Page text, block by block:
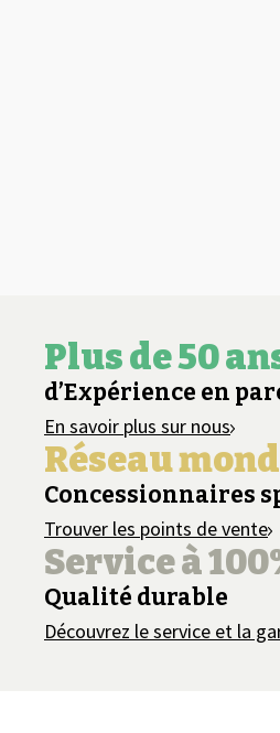
Plus de 50
d’Expérience en
En savoir plus sur nous
Réseau
Concessionnaires
Trouver les points de vente
Service à
Qualité durable
Découvrez le service et la